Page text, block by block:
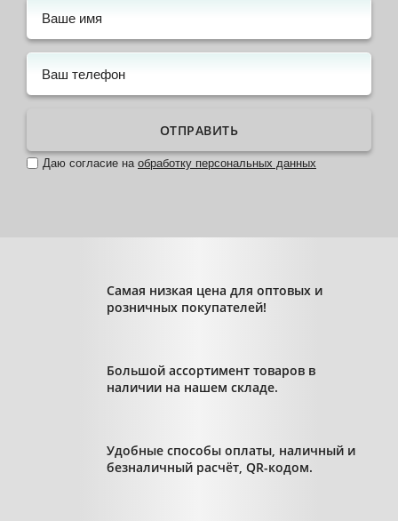
ОТПРАВИТЬ
Даю согласие на обработку персональных данных
Самая низкая цена для оптовых и
розничных покупателей!
Большой ассортимент товаров в
наличии на нашем складе.
Удобные способы оплаты, наличный и
безналичный расчёт, QR-кодом.